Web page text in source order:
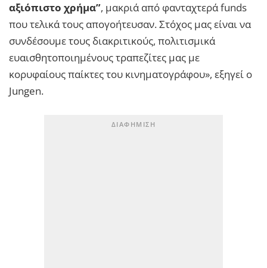
αξιόπιστο χρήμα”, μακριά από φανταχτερά funds
που τελικά τους απογοήτευσαν. Στόχος μας είναι να
συνδέσουμε τους διακριτικούς, πολιτισμικά
ευαισθητοποιημένους τραπεζίτες μας με
κορυφαίους παίκτες του κινηματογράφου», εξηγεί ο
Jungen.